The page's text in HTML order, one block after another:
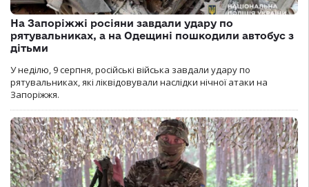
На Запоріжжі росіяни завдали удару по
рятувальниках, а на Одещині пошкодили автобус з
дітьми
У неділю, 9 серпня, російські війська завдали удару по
рятувальниках, які ліквідовували наслідки нічної атаки на
Запоріжжя.